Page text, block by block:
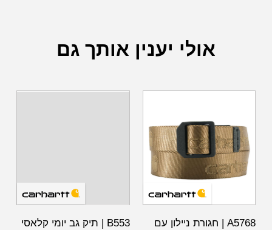
אולי יענין אותך גם
A5768 | חגורת ניילון עם
B553 | תיק גב יומי קלאסי